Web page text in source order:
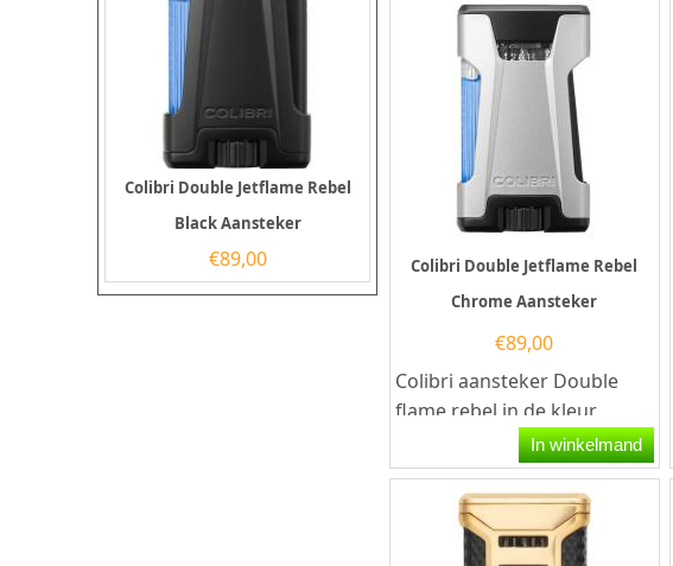
Colibri Double Jetflame Rebel
Black Aansteker
€89,00
Colibri Double Jetflame Rebel
Chrome Aansteker
€89,00
Colibri aansteker Double
flame rebel in de kleur
chrome. De aansteker werkt
op butaangas en is...
In winkelmand